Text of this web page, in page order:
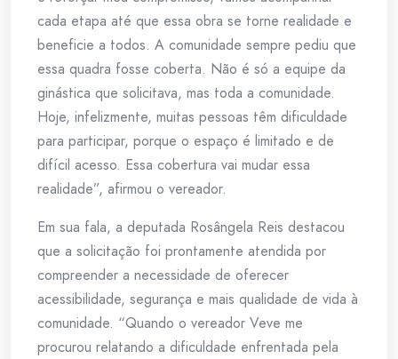
cada etapa até que essa obra se torne realidade e
beneficie a todos. A comunidade sempre pediu que
essa quadra fosse coberta. Não é só a equipe da
ginástica que solicitava, mas toda a comunidade.
Hoje, infelizmente, muitas pessoas têm dificuldade
para participar, porque o espaço é limitado e de
difícil acesso. Essa cobertura vai mudar essa
realidade”, afirmou o vereador.
Em sua fala, a deputada Rosângela Reis destacou
que a solicitação foi prontamente atendida por
compreender a necessidade de oferecer
acessibilidade, segurança e mais qualidade de vida à
comunidade. “Quando o vereador Veve me
procurou relatando a dificuldade enfrentada pela